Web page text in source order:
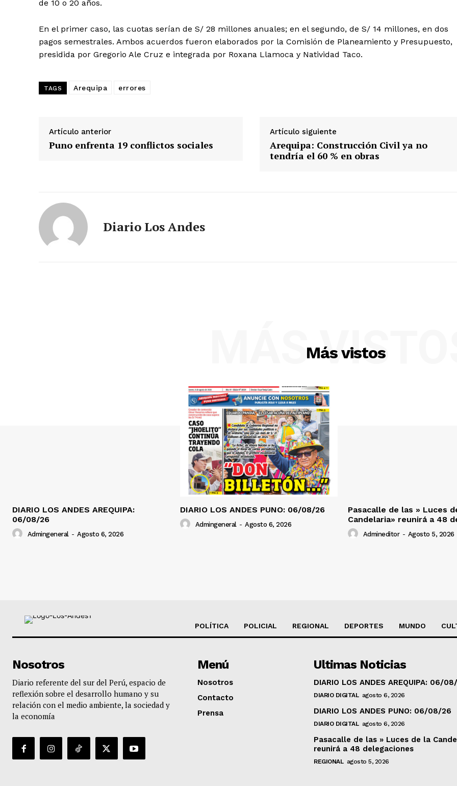
Nosotros
Contacto
Prensa
de 10 o 20 años.
En el primer caso, las cuotas serían de S/ 28 millones anuales; en el segundo, de S/ 14 millones, en dos
pagos semestrales. Ambos acuerdos fueron elaborados por la Comisión de Planeamiento y Presupuesto,
presidida por Gregorio Ale Cruz e integrada por Roxana Llamoca y Natividad Taco.
TAGS Arequipa errores
Artículo anterior
Puno enfrenta 19 conflictos sociales
Artículo siguiente
Arequipa: Construcción Civil ya no
tendría el 60 % en obras
Diario Los Andes
Más vistos
MÁS
DIARIO LOS ANDES AREQUIPA:
06/08/26
Admingeneral - Agosto 6, 2026
DIARIO LOS ANDES PUNO: 06/08/26
Admingeneral - Agosto 6, 2026
Pasacalle de las » Luces
Candelaria» reunirá a 48
Admineditor - Agosto 5, 2026
POLÍTICA POLICIAL REGIONAL DEPORTES MUNDO
Nosotros
Diario referente del sur del Perú, espacio de
reflexión sobre el desarrollo humano y su
relación con el medio ambiente, la sociedad y
la economía
Menú
Nosotros
Contacto
Prensa
Ultimas Noticias
DIARIO LOS ANDES AREQUIPA: 06/
DIARIO DIGITAL agosto 6, 2026
DIARIO LOS ANDES PUNO: 06/08/26
DIARIO DIGITAL agosto 6, 2026
Pasacalle de las » Luces de la
reunirá a 48 delegaciones
REGIONAL agosto 5, 2026